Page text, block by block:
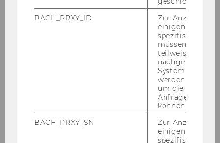
H. Renè Lau­rer
Peter Ber­ger
Horst Rei­ger
Ul­rich Rung­gal­dier
BACH_PRXY_ID
Zur Anzeige von
einigen WU-
spezifischen
müssen
teilweise von
nachgelagerten
System
werden.
um die Antwort
Anfrage
können.
BACH_PRXY_SN
Zur Anzeige von
einigen WU-
spezifischen